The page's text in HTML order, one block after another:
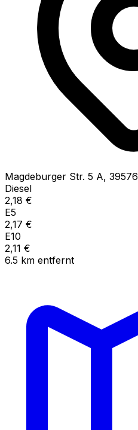
Magdeburger Str. 5 A, 39576
Diesel
2,18 €
E5
2,17 €
E10
2,11 €
6.5 km entfernt